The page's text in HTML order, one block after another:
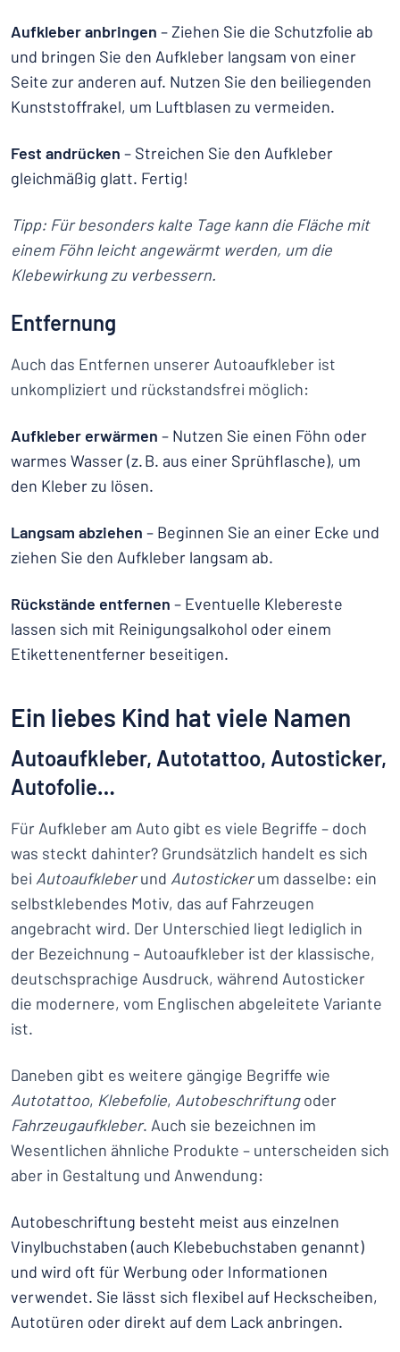
Aufkleber anbringen – Ziehen Sie die Schutzfolie ab
und bringen Sie den Aufkleber langsam von einer
Seite zur anderen auf. Nutzen Sie den beiliegenden
Kunststoffrakel, um Luftblasen zu vermeiden.
Fest andrücken – Streichen Sie den Aufkleber
gleichmäßig glatt. Fertig!
Tipp: Für besonders kalte Tage kann die Fläche mit
einem Föhn leicht angewärmt werden, um die
Klebewirkung zu verbessern.
Entfernung
Auch das Entfernen unserer Autoaufkleber ist
unkompliziert und rückstandsfrei möglich:
Aufkleber erwärmen – Nutzen Sie einen Föhn oder
warmes Wasser (z. B. aus einer Sprühflasche), um
den Kleber zu lösen.
Langsam abziehen – Beginnen Sie an einer Ecke und
ziehen Sie den Aufkleber langsam ab.
Rückstände entfernen – Eventuelle Klebereste
lassen sich mit Reinigungsalkohol oder einem
Etikettenentferner beseitigen.
Ein liebes Kind hat viele Namen
Autoaufkleber, Autotattoo, Autosticker,
Autofolie…
Für Aufkleber am Auto gibt es viele Begriffe – doch
was steckt dahinter? Grundsätzlich handelt es sich
bei Autoaufkleberund Autostickerum dasselbe: ein
selbstklebendes Motiv, das auf Fahrzeugen
angebracht wird. Der Unterschied liegt lediglich in
der Bezeichnung – Autoaufkleber ist der klassische,
deutschsprachige Ausdruck, während Autosticker
die modernere, vom Englischen abgeleitete Variante
ist.
Daneben gibt es weitere gängige Begriffe wie
Autotattoo, Klebefolie, Autobeschriftungoder
Fahrzeugaufkleber. Auch sie bezeichnen im
Wesentlichen ähnliche Produkte – unterscheiden sich
aber in Gestaltung und Anwendung:
Autobeschriftung besteht meist aus einzelnen
Vinylbuchstaben (auch Klebebuchstaben genannt)
und wird oft für Werbung oder Informationen
verwendet. Sie lässt sich flexibel auf Heckscheiben,
Autotüren oder direkt auf dem Lack anbringen.